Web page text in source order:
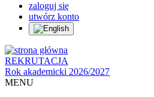
zaloguj się
utwórz konto
REKRUTACJA
Rok akademicki 2026/2027
MENU